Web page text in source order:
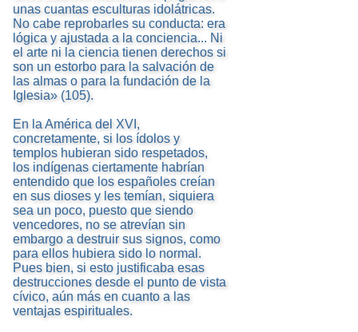
unas cuantas esculturas idolátricas.
No cabe reprobarles su conducta: era
lógica y ajustada a la conciencia... Ni
el arte ni la ciencia tienen derechos si
son un estorbo para la salvación de
las almas o para la fundación de la
Iglesia» (105).
En la América del XVI,
concretamente, si los ídolos y
templos hubieran sido respetados,
los indígenas ciertamente habrían
entendido que los españoles creían
en sus dioses y les temían, siquiera
sea un poco, puesto que siendo
vencedores, no se atrevían sin
embargo a destruir sus signos, como
para ellos hubiera sido lo normal.
Pues bien, si esto justificaba esas
destrucciones desde el punto de vista
cívico, aún más en cuanto a las
ventajas espirituales.